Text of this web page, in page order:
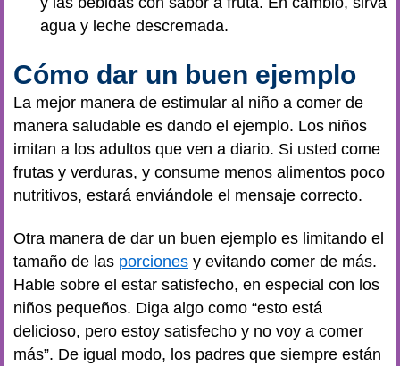
agua y leche descremada.
Cómo dar un buen ejemplo
La mejor manera de estimular al niño a comer de
manera saludable es dando el ejemplo. Los niños
imitan a los adultos que ven a diario. Si usted come
frutas y verduras, y consume menos alimentos poco
nutritivos, estará enviándole el mensaje correcto.
Otra manera de dar un buen ejemplo es limitando el
tamaño de las porciones y evitando comer de más.
Hable sobre el estar satisfecho, en especial con los
niños pequeños. Diga algo como “esto está
delicioso, pero estoy satisfecho y no voy a comer
más”. De igual modo, los padres que siempre están